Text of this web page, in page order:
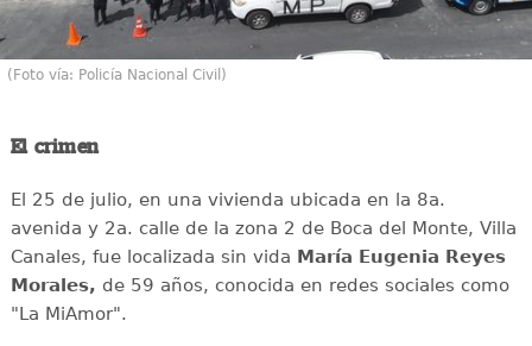
(Foto vía: Policía Nacional Civil)
El crimen
El 25 de julio, en una vivienda ubicada en la 8a.
avenida y 2a. calle de la zona 2 de Boca del Monte, Villa
Canales, fue localizada sin vida María Eugenia Reyes
Morales, de 59 años, conocida en redes sociales como
"La MiAmor".